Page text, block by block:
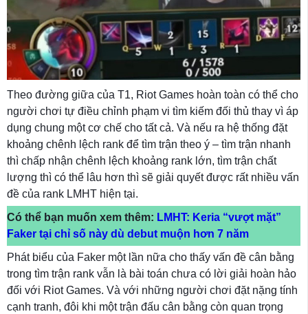
Theo đường giữa của T1, Riot Games hoàn toàn có thể cho
người chơi tự điều chỉnh phạm vi tìm kiếm đối thủ thay vì áp
dụng chung một cơ chế cho tất cả. Và nếu ra hệ thống đặt
khoảng chênh lệch rank để tìm trận theo ý – tìm trận nhanh
thì chấp nhận chênh lệch khoảng rank lớn, tìm trận chất
lượng thì có thể lâu hơn thì sẽ giải quyết được rất nhiều vấn
đề của rank LMHT hiện tại.
Có thể bạn muốn xem thêm: LMHT: Keria “vượt mặt”
Faker tại chỉ số này dù debut muộn hơn 7 năm
Phát biểu của Faker một lần nữa cho thấy vấn đề cân bằng
trong tìm trận rank vẫn là bài toán chưa có lời giải hoàn hảo
đối với Riot Games. Và với những người chơi đặt nặng tính
cạnh tranh, đôi khi một trận đấu cân bằng còn quan trọng